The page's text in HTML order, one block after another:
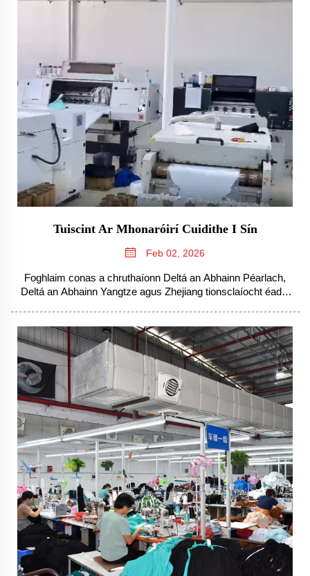
Tuiscint Ar Mhonaróirí Cuidithe I Sín
Feb 02, 2026
Foghlaim conas a chruthaíonn Deltá an Abhainn Péarlach,
Deltá an Abhainn Yangtze agus Zhejiang tionsclaíocht éadaí